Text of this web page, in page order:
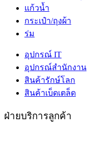
แก้วน้ำ
กระเป๋า/ถุงผ้า
ร่ม
อุปกรณ์ IT
อุปกรณ์สำนักงาน
สินค้ารักษ์โลก
สินค้าเบ็ดเตล็ด
ฝ่ายบริการลูกค้า